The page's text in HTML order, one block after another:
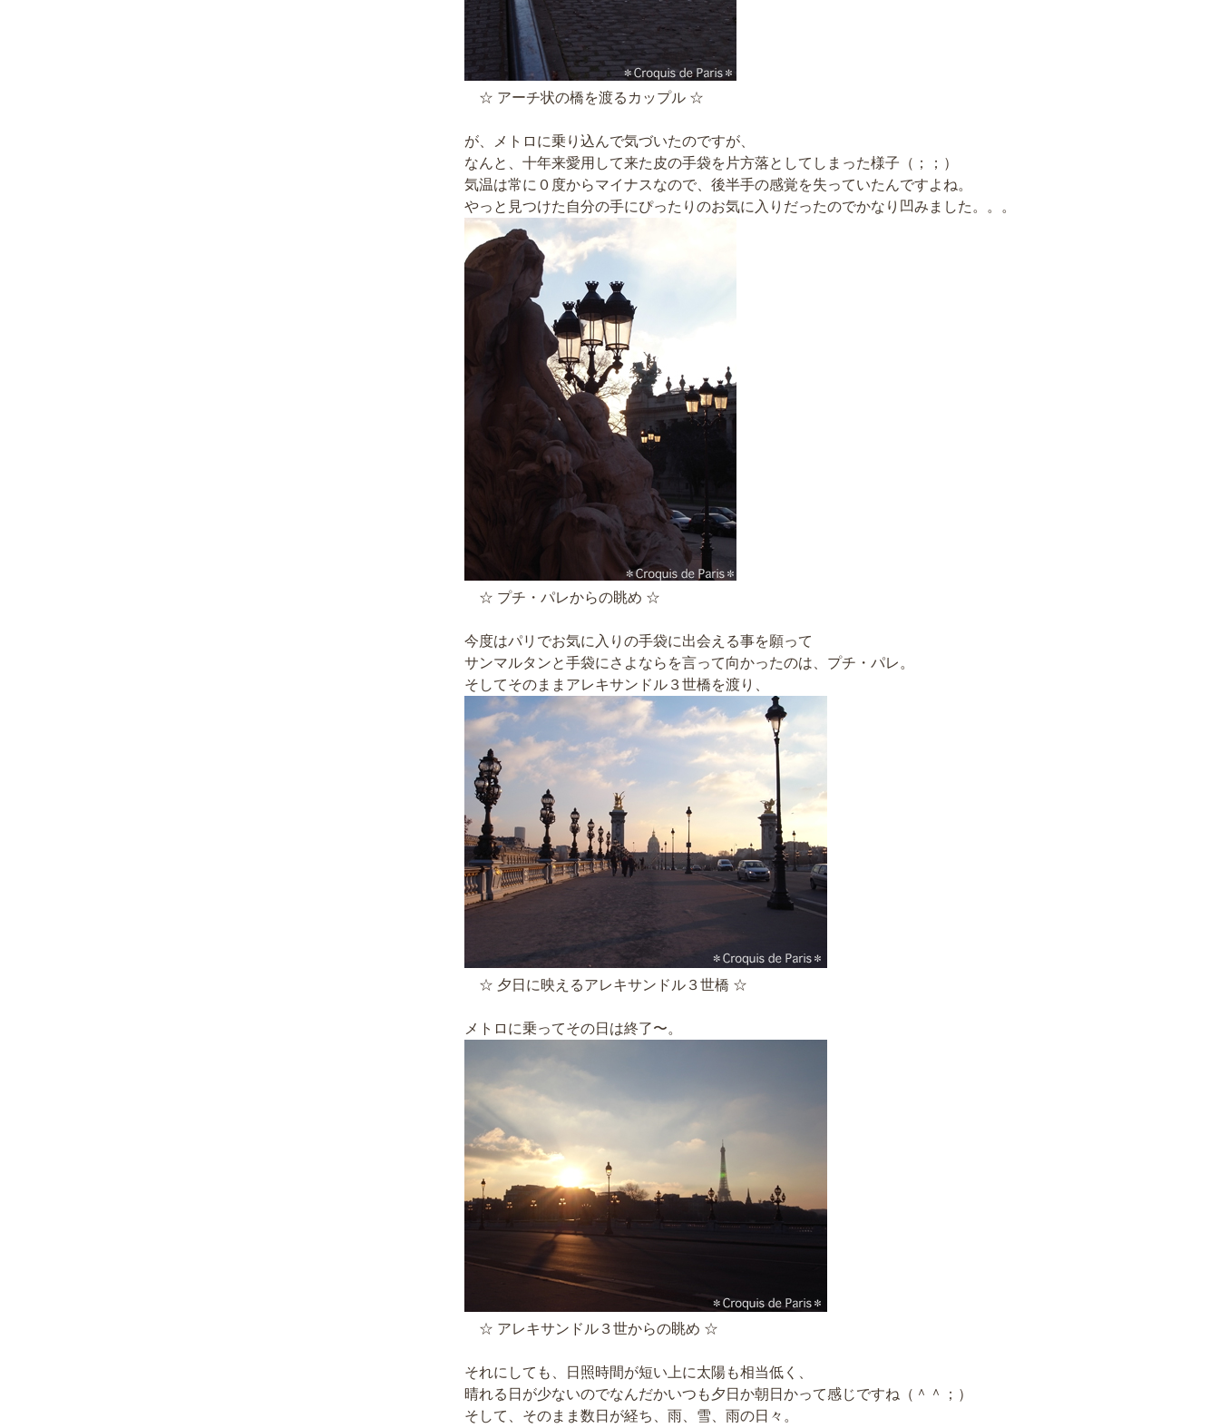
☆ アーチ状の橋を渡るカップル ☆
が、メトロに乗り込んで気づいたのですが、
なんと、十年来愛用して来た皮の手袋を片方落としてしまった様子（；；）
気温は常に０度からマイナスなので、後半手の感覚を失っていたんですよね。
やっと見つけた自分の手にぴったりのお気に入りだったのでかなり凹みました。。。
☆ プチ・パレからの眺め ☆
今度はパリでお気に入りの手袋に出会える事を願って
サンマルタンと手袋にさよならを言って向かったのは、プチ・パレ。
そしてそのままアレキサンドル３世橋を渡り、
☆ 夕日に映えるアレキサンドル３世橋 ☆
メトロに乗ってその日は終了〜。
☆ アレキサンドル３世からの眺め ☆
それにしても、日照時間が短い上に太陽も相当低く、
晴れる日が少ないのでなんだかいつも夕日か朝日かって感じですね（＾＾；）
そして、そのまま数日が経ち、雨、雪、雨の日々。